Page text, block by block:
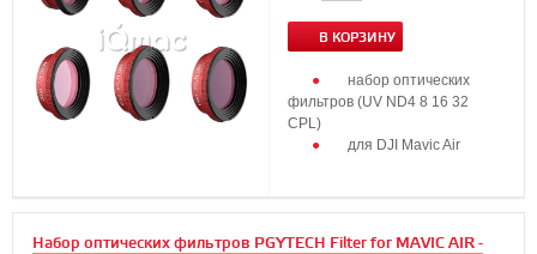
В КОРЗИНУ
набор оптических
фильтров (UV ND4 8 16 32
CPL)
для DJI Mavic Air
Набор оптических фильтров PGYTECH Filter for MAVIC AIR -